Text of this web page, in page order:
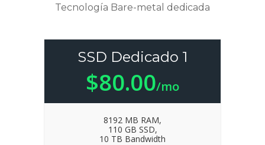
Tecnología Bare-metal dedicada
SSD Dedicado 1
$80.00/mo
8192 MB RAM,
110 GB SSD,
10 TB Bandwidth